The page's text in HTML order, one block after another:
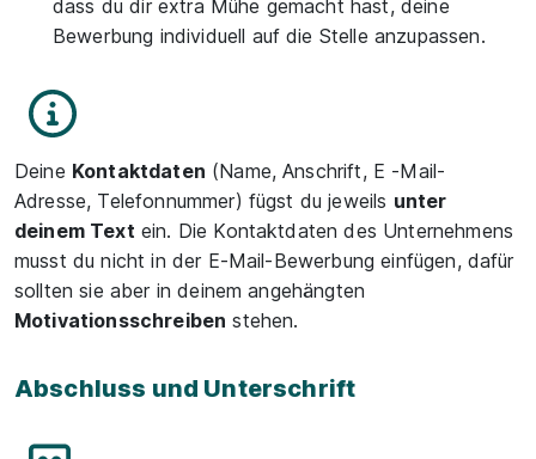
dass du dir extra Mühe gemacht hast, deine
Bewerbung individuell auf die Stelle anzupassen.
Deine Kontaktdaten (Name, Anschrift, E -Mail-
Adresse, Telefonnummer) fügst du jeweils unter
deinem Text ein. Die Kontaktdaten des Unternehmens
musst du nicht in der E-Mail-Bewerbung einfügen, dafür
sollten sie aber in deinem angehängten
Motivationsschreiben stehen.
Abschluss und Unterschrift